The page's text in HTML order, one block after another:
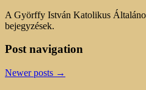
A Györffy István Katolikus
bejegyzések.
Post navigation
Newer posts →